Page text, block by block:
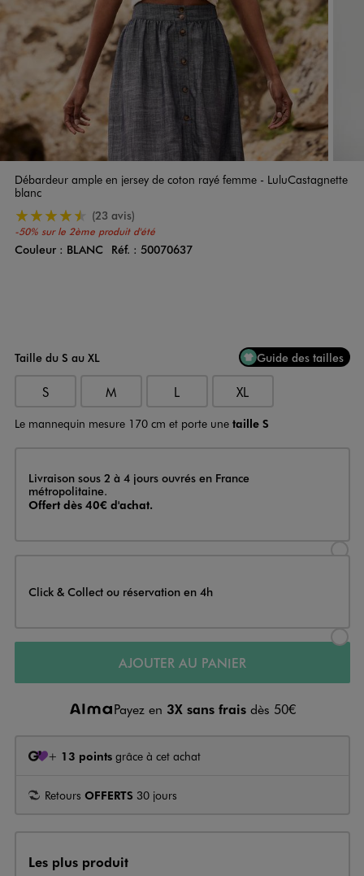
Débardeur ample en jersey de coton rayé femme - LuluCastagnette
blanc
-50% sur le 2ème produit d'été
4.5/5 de moyenne
(23 avis)
Couleur
Couleur : BLANC Réf. : 50070637
Taille du S au XL Guide des tailles
S M L XL
Le mannequin mesure 170 cm et porte une taille S
Livraison
Livraison sous 2 à 4 jours ouvrés en France
métropolitaine.
Offert dès 40€ d'achat.
Click & Collect ou réservation en 4h
AJOUTER AU PANIER
Payez en 3X sans frais dès 50€
+ 13 points grâce à cet achat
Retours OFFERTS 30 jours
Les plus produit